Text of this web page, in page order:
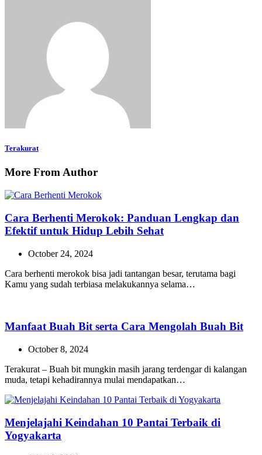
Terakurat
More From Author
Cara Berhenti Merokok: Panduan Lengkap dan
Efektif untuk Hidup Lebih Sehat
October 24, 2024
Cara berhenti merokok bisa jadi tantangan besar, terutama bagi
Kamu yang sudah terbiasa melakukannya selama…
Manfaat Buah Bit serta Cara Mengolah Buah Bit
October 8, 2024
Terakurat – Buah bit mungkin masih jarang terdengar di kalangan
muda, tetapi kehadirannya mulai mendapatkan…
Menjelajahi Keindahan 10 Pantai Terbaik di
Yogyakarta